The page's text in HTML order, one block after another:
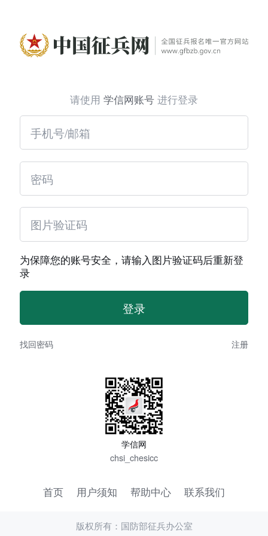
请使用 学信网账号 进行登录
为保障您的账号安全，请输入图片验证码后重新登
录
找回密码 注册
学信网
chsi_chesicc
首页 用户须知 帮助中心 联系我们
版权所有：国防部征兵办公室